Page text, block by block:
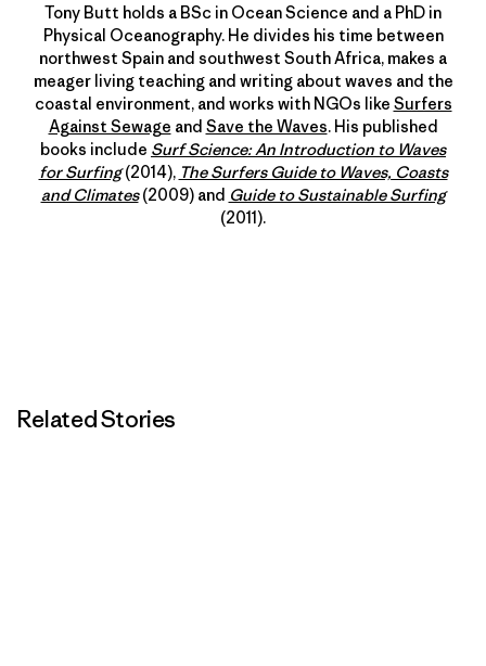
Tony Butt holds a BSc in Ocean Science and a PhD in
Physical Oceanography. He divides his time between
northwest Spain and southwest South Africa, makes a
meager living teaching and writing about waves and the
coastal environment, and works with NGOs like Surfers
Against Sewage and Save the Waves. His published
books include Surf Science: An Introduction to Waves
for Surfing(2014), The Surfers Guide to Waves, Coasts
and Climates(2009) and Guide to Sustainable Surfing
(2011).
Related Stories